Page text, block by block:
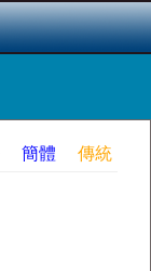
簡體 傳統